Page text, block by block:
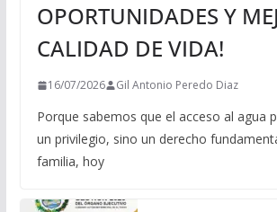
OPORTUNIDADES Y
CALIDAD DE VIDA!
16/07/2026 Gil Antonio Peredo Diaz
Porque sabemos que el acceso al agua
un privilegio, sino un derecho
familia, hoy